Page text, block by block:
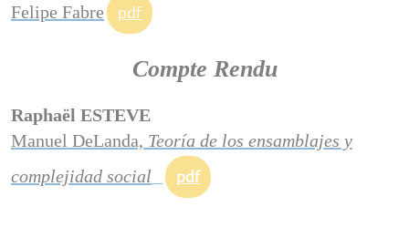
Felipe Fabre
pdf
Compte Rendu
Raphaël ESTEVE
Manuel DeLanda, Teoría de los ensamblajes y
complejidad social
pdf